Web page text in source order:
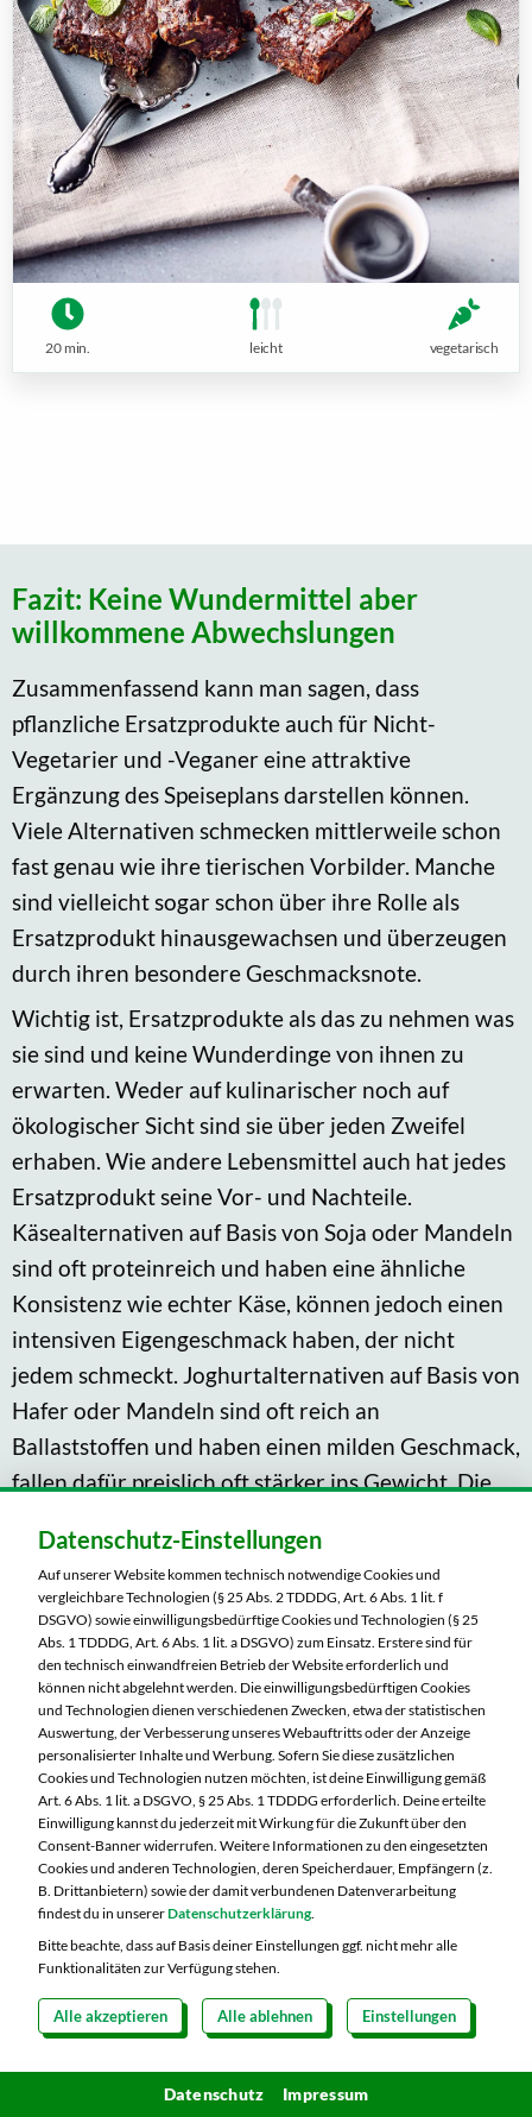
20 min. leicht vegetarisch
Fazit: Keine Wundermittel aber
willkommene Abwechslungen
Zusammenfassend kann man sagen, dass
pflanzliche Ersatzprodukte auch für Nicht-
Vegetarier und -Veganer eine attraktive
Ergänzung des Speiseplans darstellen können.
Viele Alternativen schmecken mittlerweile schon
fast genau wie ihre tierischen Vorbilder. Manche
sind vielleicht sogar schon über ihre Rolle als
Ersatzprodukt hinausgewachsen und überzeugen
durch ihren besondere Geschmacksnote.
Wichtig ist, Ersatzprodukte als das zu nehmen was
sie sind und keine Wunderdinge von ihnen zu
erwarten. Weder auf kulinarischer noch auf
ökologischer Sicht sind sie über jeden Zweifel
erhaben. Wie andere Lebensmittel auch hat jedes
Ersatzprodukt seine Vor- und Nachteile.
Käsealternativen auf Basis von Soja oder Mandeln
sind oft proteinreich und haben eine ähnliche
Konsistenz wie echter Käse, können jedoch einen
intensiven Eigengeschmack haben, der nicht
jedem schmeckt. Joghurtalternativen auf Basis von
Hafer oder Mandeln sind oft reich an
Ballaststoffen und haben einen milden Geschmack,
fallen dafür preislich oft stärker ins Gewicht. Die
Tierleid, ist jedoch aufgrund des hohen
Wasserbedarfs nicht unbedingt nachhaltig.
Deshalb sollten auch bei der Wahl von
Ersatzprodukten Aspekte wie Herkunft, Anbau-
und Herstellungsmethoden sowie Transportwege
berücksichtigt werden.
Wir möchten Sie ermutigen bei Essensplanung
und Einkauf tierische Produkte auch mal bewusst
durch pflanzliche Alternativen zu ersetzen. Auf
kulinarischer Ebene lassen sich dabei noch viele
aufregende Entdeckungen machen. Ihrer
Experimentierfreude und Kreativität sind keine
Datenschutz-Einstellungen
Auf unserer Website kommen technisch notwendige Cookies und
vergleichbare Technologien (§ 25 Abs. 2 TDDDG, Art. 6 Abs. 1 lit. f
DSGVO) sowie einwilligungsbedürftige Cookies und Technologien (§ 25
Abs. 1 TDDDG, Art. 6 Abs. 1 lit. a DSGVO) zum Einsatz. Erstere sind für
den technisch einwandfreien Betrieb der Website erforderlich und
können nicht abgelehnt werden. Die einwilligungsbedürftigen Cookies
und Technologien dienen verschiedenen Zwecken, etwa der statistischen
Auswertung, der Verbesserung unseres Webauftritts oder der Anzeige
personalisierter Inhalte und Werbung. Sofern Sie diese zusätzlichen
Cookies und Technologien nutzen möchten, ist deine Einwilligung gemäß
Art. 6 Abs. 1 lit. a DSGVO, § 25 Abs. 1 TDDDG erforderlich. Deine erteilte
Einwilligung kannst du jederzeit mit Wirkung für die Zukunft über den
Consent-Banner widerrufen. Weitere Informationen zu den eingesetzten
Cookies und anderen Technologien, deren Speicherdauer, Empfängern (z.
B. Drittanbietern) sowie der damit verbundenen Datenverarbeitung
findest du in unsererDatenschutzerklärung.
Bitte beachte, dass auf Basis deiner Einstellungen ggf. nicht mehr alle
Funktionalitäten zur Verfügung stehen.
Alle akzeptieren Alle ablehnen Einstellungen
Datenschutz Impressum